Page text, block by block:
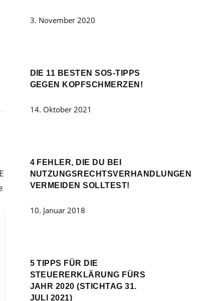
3. November 2020
DIE 11 BESTEN SOS-TIPPS
GEGEN KOPFSCHMERZEN!
14. Oktober 2021
4 FEHLER, DIE DU BEI
NUTZUNGSRECHTSVERHANDLUNGEN
VERMEIDEN SOLLTEST!
10. Januar 2018
5 TIPPS FÜR DIE
STEUERERKLÄRUNG FÜRS
JAHR 2020 (STICHTAG 31.
JULI 2021)